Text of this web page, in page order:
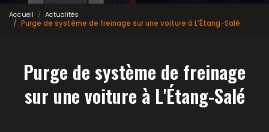
Accueil
Actualités
Purge de système de freinage sur une voiture à L'Étang-Salé
Purge de système de freinage
sur une voiture à L'Étang-Salé